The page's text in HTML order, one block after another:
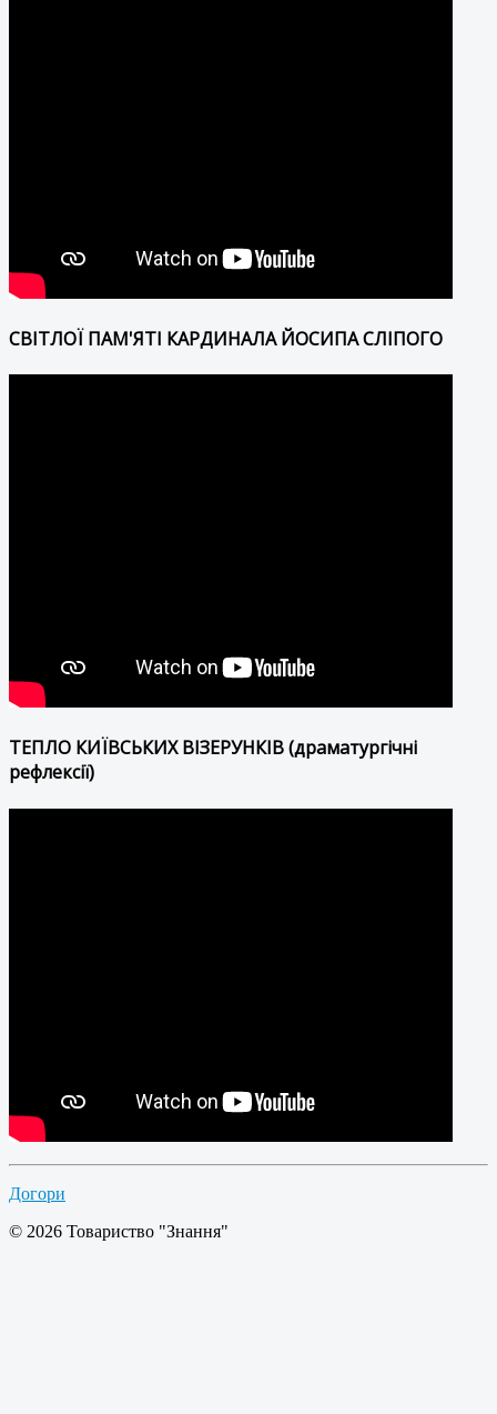
СВІТЛОЇ ПАМ'ЯТІ КАРДИНАЛА ЙОСИПА СЛІПОГО
ТЕПЛО КИЇВСЬКИХ ВІЗЕРУНКІВ (драматургічні
рефлексії)
Догори
© 2026 Товариство "Знання"